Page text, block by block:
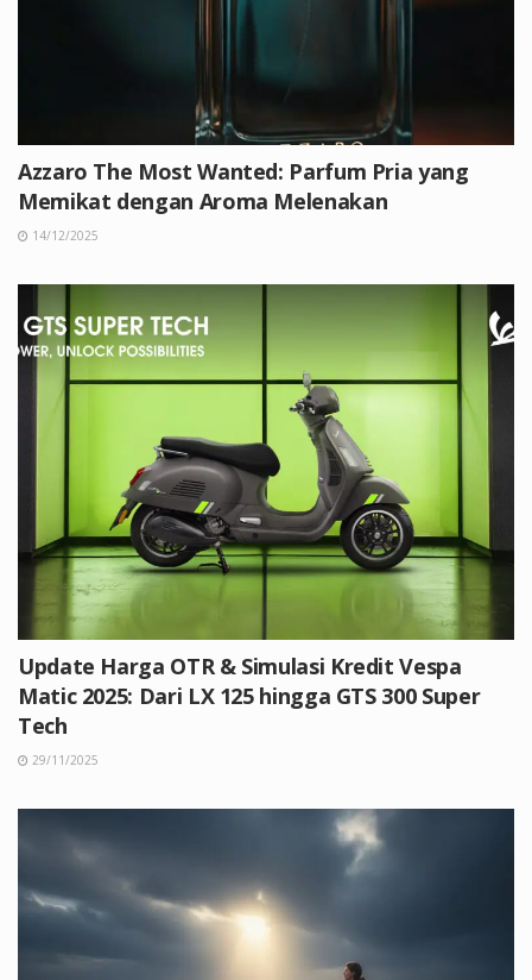
Azzaro The Most Wanted: Parfum Pria yang
Memikat dengan Aroma Melenakan
14/12/2025
Update Harga OTR & Simulasi Kredit Vespa
Matic 2025: Dari LX 125 hingga GTS 300 Super
Tech
29/11/2025